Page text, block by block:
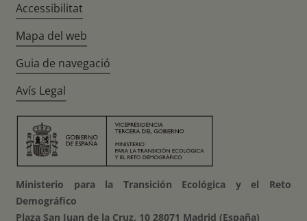
Accessibilitat
Mapa del web
Guia de navegació
Avís Legal
Ministerio para la Transición Ecológica y el Reto
Demográfico
Plaza San Juan de la Cruz, 10 28071 Madrid (España)